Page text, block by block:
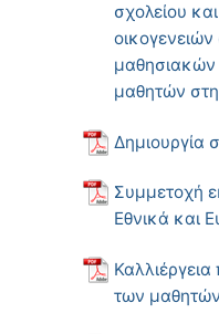
σχολείου
μαθητών
Δημιουργία
Συμμετοχή
Εθνικά και
των μαθητών